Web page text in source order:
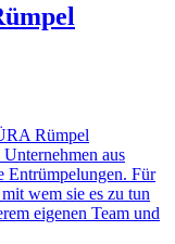
Rümpel
aus
Entrümpelungen. Für
wem sie es zu tun
eigenen Team und